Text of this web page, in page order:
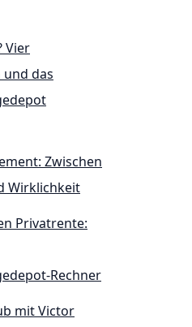
Vier
das
Zwischen
Wirklichkeit
Privatrente:
Rechner
mit Victor